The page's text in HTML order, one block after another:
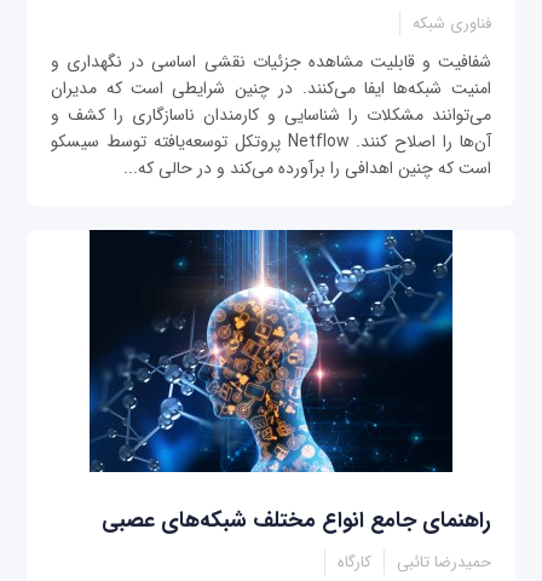
فناوری شبکه
شفافيت و قابلیت مشاهده جزئیات نقشی اساسی در نگهداری و
امنیت شبکه‌ها ایفا می‌کنند. در چنین شرایطی است كه مدیران
می‌توانند مشکلات را شناسایی و کارمندان ناسازگاری را کشف و
آن‌ها را اصلاح کنند. Netflow پروتکل توسعه‌یافته توسط سیسکو
است که چنین اهدافی را برآورده می‌کند و در حالی که...
راهنمای جامع انواع مختلف شبکه‌های عصبی
حمیدرضا تائبی کارگاه